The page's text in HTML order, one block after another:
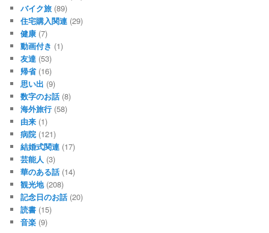
バイク旅 (89)
住宅購入関連 (29)
健康 (7)
動画付き (1)
友達 (53)
帰省(16)
思い出 (9)
数字のお話 (8)
海外旅行 (58)
由来 (1)
病院 (121)
結婚式関連 (17)
芸能人 (3)
華のある話 (14)
観光地(208)
記念日のお話 (20)
読書 (15)
音楽 (9)